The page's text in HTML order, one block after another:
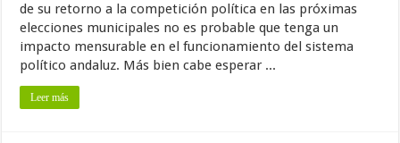
de su retorno a la competición política en las próximas
elecciones municipales no es probable que tenga un
impacto mensurable en el funcionamiento del sistema
político andaluz. Más bien cabe esperar ...
Leer más